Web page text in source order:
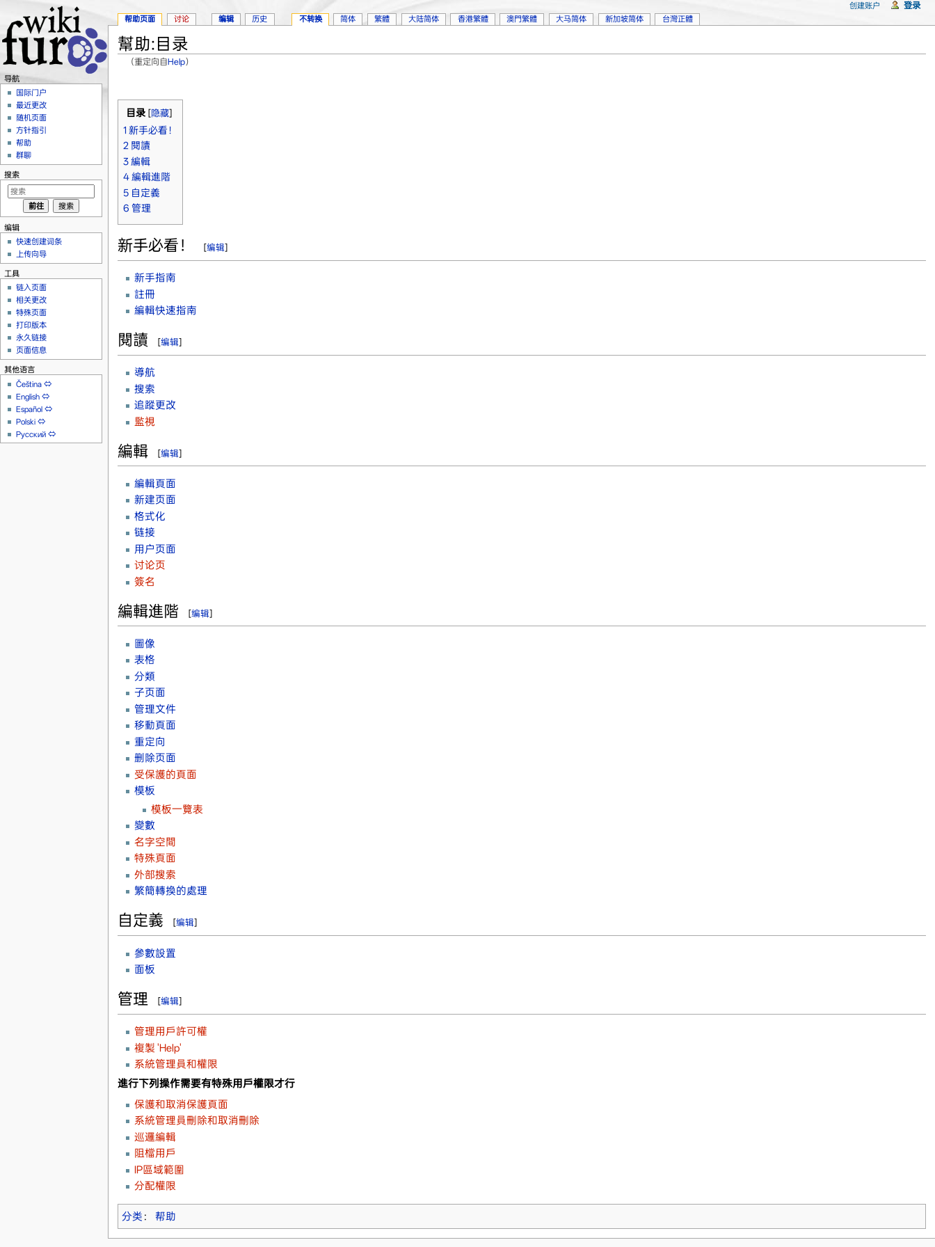
幫助:目录
（重定向自Help）
目录[隐藏]
1 新手必看！
2 閱讀
3 編輯
4 編輯進階
5 自定義
6 管理
新手必看！ [编辑]
新手指南
註冊
編輯快速指南
閱讀 [编辑]
導航
搜索
追蹤更改
監視
編輯 [编辑]
編輯頁面
新建页面
格式化
链接
用户页面
讨论页
簽名
編輯進階 [编辑]
圖像
表格
分類
子页面
管理文件
移動頁面
重定向
删除页面
受保護的頁面
模板
模板一覽表
變數
名字空間
特殊頁面
外部搜索
繁簡轉換的處理
自定義 [编辑]
參數設置
面板
管理 [编辑]
管理用戶許可權
複製 'Help'
系統管理員和權限
進行下列操作需要有特殊用戶權限才行
保護和取消保護頁面
系統管理員刪除和取消刪除
巡邏編輯
阻檔用戶
IP區域範圍
分配權限
分类 ： 帮助
帮助页面 讨论 编辑 历史 不转换 简体 繁體 大陆简体 香港繁體 澳門繁體 大马简体 新加坡简体 台灣正體
创建账户 登录
导航
国际门户
最近更改
随机页面
方针指引
帮助
群聊
搜索
编辑
快速创建词条
上传向导
工具
链入页面
相关更改
特殊页面
打印版本
永久链接
页面信息
其他语言
Čeština ⇔
English ⇔
Español ⇔
Polski ⇔
Русский ⇔